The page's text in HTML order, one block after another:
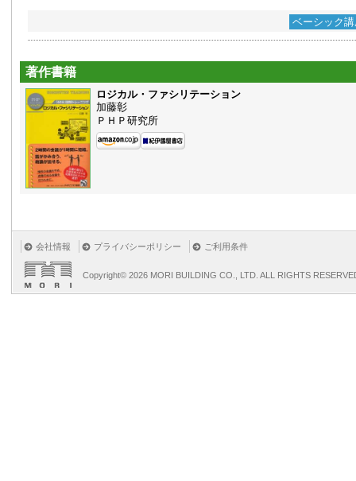
ベーシック
著作書籍
ロジカル・ファシリテーション
加藤彰
ＰＨＰ研究所
会社情報 プライバシーポリシー ご利用条件
Copyright© 2026 MORI BUILDING CO., LTD. ALL RIGHTS